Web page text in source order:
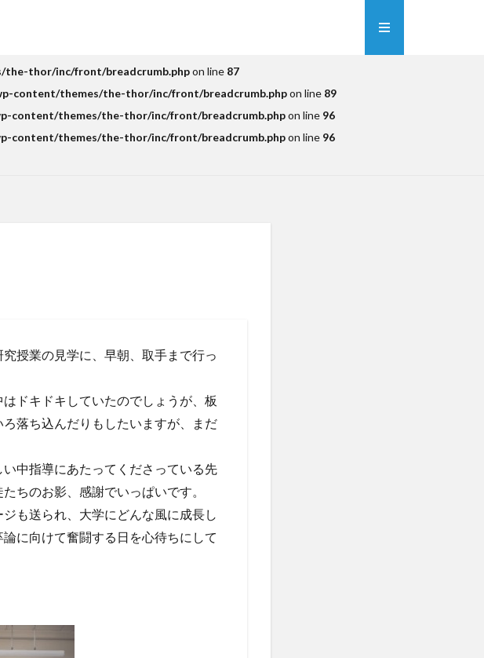
the-thor/inc/front/breadcrumb.phpon line 87
content/themes/the-thor/inc/front/breadcrumb.phpon line 89
content/themes/the-thor/inc/front/breadcrumb.phpon line 96
content/themes/the-thor/inc/front/breadcrumb.phpon line 96
授業の見学に、早朝、取手まで行っ
ドキドキしていたのでしょうが、板
落ち込んだりもしたいますが、まだ
中指導にあたってくださっている先
ちのお影、感謝でいっぱいです。
も送られ、大学にどんな風に成長し
に向けて奮闘する日を心待ちにして